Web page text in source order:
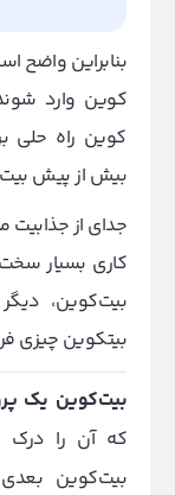
بنابراین واضح
کوین وارد
کوین راه حلی
بیش از پیش
جدای از جذابیت
کاری بسیار سخت
بیت‌کوین،
بیتکوین چیزی
بیت‌کوین یک
که آن را درک
بیت‌کوین